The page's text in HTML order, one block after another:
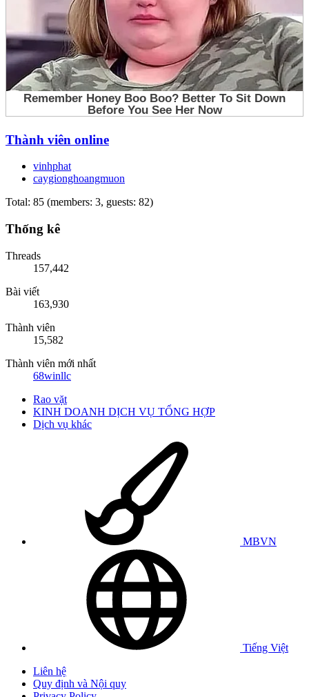
Thành viên online
vinhphat
caygionghoangmuon
Total: 85 (members: 3, guests: 82)
Thống kê
Threads
157,442
Bài viết
163,930
Thành viên
15,582
Thành viên mới nhất
68winllc
Rao vặt
KINH DOANH DỊCH VỤ TỔNG HỢP
Dịch vụ khác
MBVN
Tiếng Việt
Liên hệ
Quy định và Nội quy